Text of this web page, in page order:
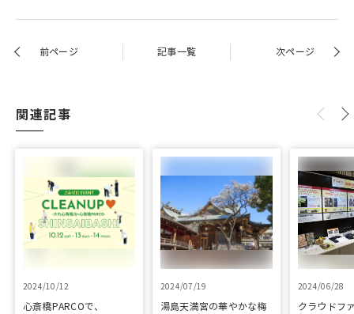
前ページ 記事一覧 次ページ
関連記事
2024/10/12
心斎橋PARCOで、
2024/07/19
湯島天満宮の華やかな梅
2024/06/28
クラウドフ